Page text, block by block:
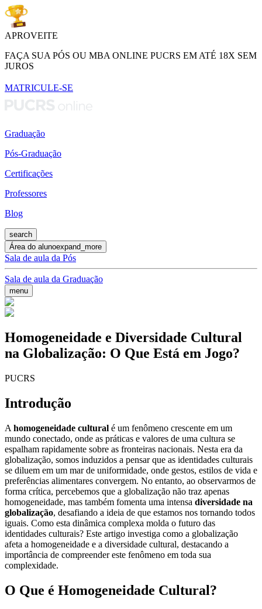
APROVEITE
FAÇA SUA PÓS OU MBA ONLINE PUCRS EM ATÉ 18X SEM
JUROS
MATRICULE-SE
Graduação
Pós-Graduação
Certificações
Professores
Blog
search
Área do alunoexpand_more
Sala de aula da Pós
Sala de aula da Graduação
menu
Homogeneidade e Diversidade Cultural
na Globalização: O Que Está em Jogo?
PUCRS
Introdução
A homogeneidade cultural é um fenômeno crescente em um
mundo conectado, onde as práticas e valores de uma cultura se
espalham rapidamente sobre as fronteiras nacionais. Nesta era da
globalização, somos induzidos a pensar que as identidades culturais
se diluem em um mar de uniformidade, onde gestos, estilos de vida e
preferências alimentares convergem. No entanto, ao observarmos de
forma crítica, percebemos que a globalização não traz apenas
homogeneidade, mas também fomenta uma intensa diversidade na
globalização, desafiando a ideia de que estamos nos tornando todos
iguais. Como esta dinâmica complexa molda o futuro das
identidades culturais? Este artigo investiga como a globalização
afeta a homogeneidade e a diversidade cultural, destacando a
importância de compreender este fenômeno em toda sua
complexidade.
O Que é Homogeneidade Cultural?